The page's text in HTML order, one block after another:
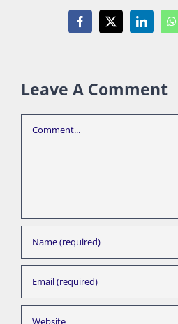
Facebook
X LinkedIn
Leave A Comment
Comment